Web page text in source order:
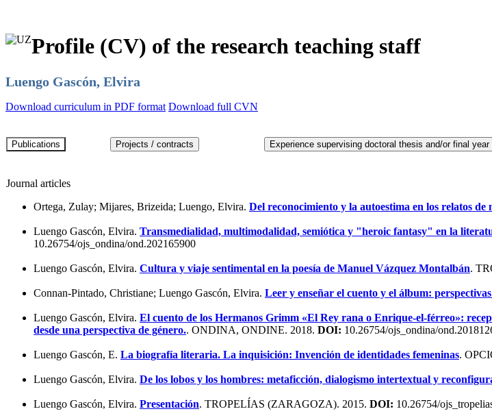
Profile (CV) of the research teaching staff
Luengo Gascón, Elvira
Download curriculum in PDF format Download full CVN
Journal articles
Ortega, Zulay; Mijares, Brizeida; Luengo, Elvira. Del reconocimiento y la autoestima en los relatos de
Luengo Gascón, Elvira. Transmedialidad, multimodalidad, semiótica y "heroic fantasy" en la
10.26754/ojs_ondina/ond.202165900
Luengo Gascón, Elvira. Cultura y viaje sentimental en la poesía de Manuel Vázquez Montalbán.
Connan-Pintado, Christiane; Luengo Gascón, Elvira. Leer y enseñar el cuento y el álbum:
Luengo Gascón, Elvira. El cuento de los Hermanos Grimm «El Rey rana o Enrique-el-férreo»:
desde una perspectiva de género.. ONDINA, ONDINE. 2018. DOI: 10.26754/ojs_ondina/
Luengo Gascón, E. La biografía literaria. La inquisición: Invención de identidades femeninas.
Luengo Gascón, Elvira. De los lobos y los hombres: metaficción, dialogismo intertextual y
Luengo Gascón, Elvira. Presentación. TROPELÍAS (ZARAGOZA). 2015. DOI: 10.26754/